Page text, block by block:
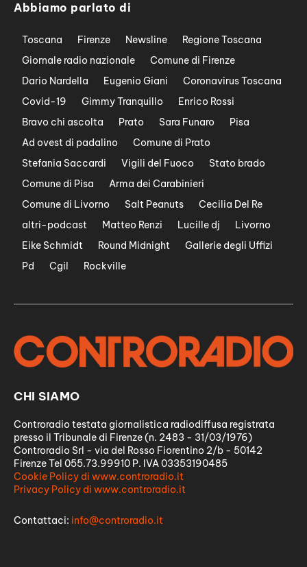
Abbiamo parlato di
Toscana Firenze Newsline
Regione Toscana
Giornale radio nazionale
Comune di Firenze
Dario Nardella
Eugenio Giani
Coronavirus Toscana
Covid-19
Gimmy Tranquillo
Enrico Rossi
Bravo chi ascolta
Prato Sara Funaro
Pisa
Ad ovest di padalino
Comune di Prato
Stefania Saccardi
Vigili del Fuoco
Stato brado
Comune di Pisa
Arma dei Carabinieri
Comune di Livorno
Salt Peanuts
Cecilia Del Re
altri-podcast
Matteo Renzi Lucille dj
Livorno
Eike Schmidt
Round Midnight
Gallerie degli Uffizi
Pd
Cgil Rockville
CHI SIAMO
Controradio testata giornalistica radiodiffusa registrata
presso il Tribunale di Firenze (n. 2483 - 31/03/1976)
Controradio Srl - via del Rosso Fiorentino 2/b - 50142
Firenze Tel 055.73.99910 P. IVA 03353190485
Cookie Policy di www.controradio.it
Privacy Policy di www.controradio.it
Contattaci: info@controradio.it